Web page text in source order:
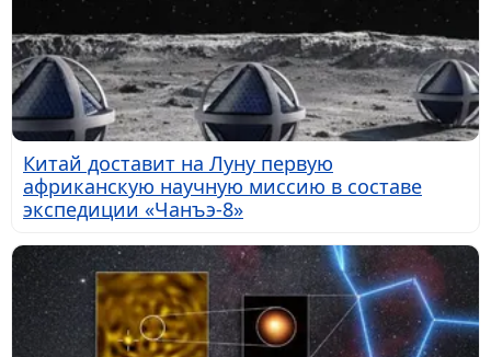
Китай доставит на Луну первую
африканскую научную миссию в составе
экспедиции «Чанъэ-8»